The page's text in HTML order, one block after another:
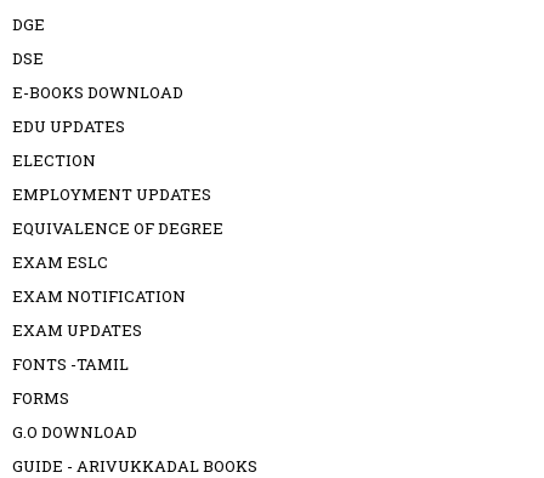
DGE
DSE
E-BOOKS DOWNLOAD
EDU UPDATES
ELECTION
EMPLOYMENT UPDATES
EQUIVALENCE OF DEGREE
EXAM ESLC
EXAM NOTIFICATION
EXAM UPDATES
FONTS -TAMIL
FORMS
G.O DOWNLOAD
GUIDE - ARIVUKKADAL BOOKS